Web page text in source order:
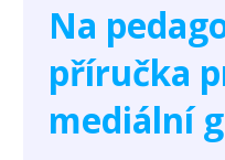
Na
příručka
mediální